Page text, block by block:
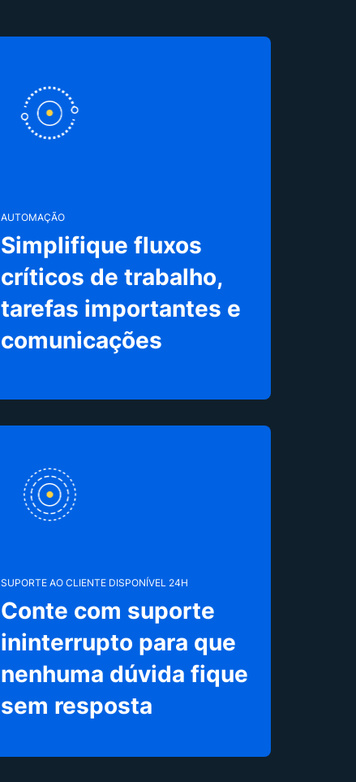
AUTOMAÇÃO
Simplifique fluxos
críticos de trabalho,
tarefas importantes e
comunicações
SUPORTE AO CLIENTE DISPONÍVEL 24H
Conte com suporte
ininterrupto para que
nenhuma dúvida fique
sem resposta